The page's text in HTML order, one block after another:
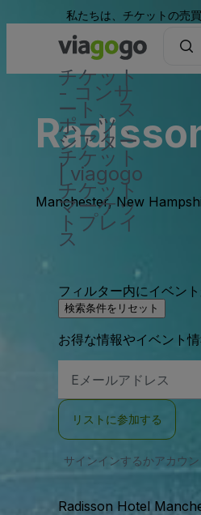
私たちは、チケットの売
チケット
- コンサ
ート、ス
ポーツ 、
シアター
チケット
| viagogo
チケット
マーケッ
トプレイ
ス
Manchester, New
フィルター内にイベン
検索条件をリセット
お得な情報やイベント
メ
ア
ス
リストに参加する
サインインするかアカウ
Radisson Hotel